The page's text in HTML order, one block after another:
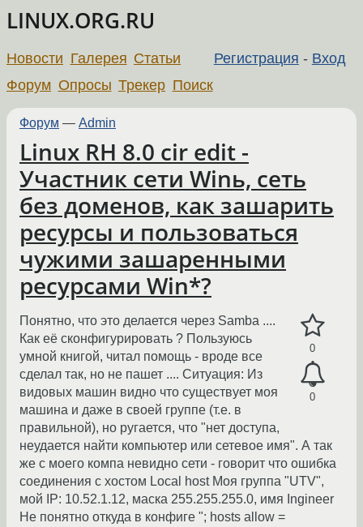
LINUX.ORG.RU
Регистрация - Вход
Новости Галерея Статьи
Форум Опросы Трекер Поиск
Форум — Admin
Linux RH 8.0 cir edit -
Участник сети Winь, сеть
без доменов, как зашарить
ресурсы и пользоваться
чужими зашаренными
ресурсами Win*?
0
0
Понятно, что это делается через Samba ....
Как её сконфигурировать ? Пользуюсь
умной книгой, читал помощь - вроде все
сделал так, но не пашет .... Ситуация: Из
видовых машин видно что существует моя
машина и даже в своей группе (т.е. в
правильной), но ругается, что "нет доступа,
неудается найти компьютер или сетевое имя". А так
же с моего компа невидно сети - говорит что ошибка
соединения с хостом Local host Моя группа "UTV",
мой IP: 10.52.1.12, маска 255.255.255.0, имя Ingineer
Не понятно откуда в конфиге "; hosts allow =